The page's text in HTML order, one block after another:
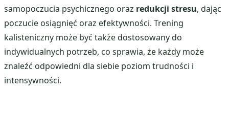
samopoczucia psychicznego oraz redukcji stresu, dając
poczucie osiągnięć oraz efektywności. Trening
kalisteniczny może być także dostosowany do
indywidualnych potrzeb, co sprawia, że każdy może
znaleźć odpowiedni dla siebie poziom trudności i
intensywności.